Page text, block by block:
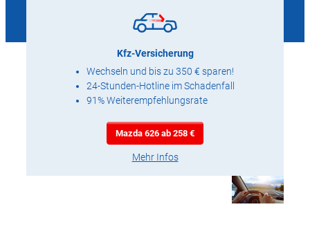
Kfz-Versicherung
Wechseln und bis zu 350 € sparen!
24-Stunden-Hotline im Schadenfall
91% Weiterempfehlungsrate
Mazda 626 ab 258 €
Mehr Infos